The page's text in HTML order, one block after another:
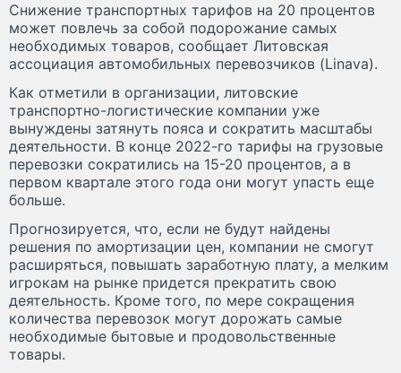
Снижение транспортных тарифов на 20 процентов
может повлечь за собой подорожание самых
необходимых товаров, сообщает Литовская
ассоциация автомобильных перевозчиков (Linava).
Как отметили в организации, литовские
транспортно-логистические компании уже
вынуждены затянуть пояса и сократить масштабы
деятельности. В конце 2022-го тарифы на грузовые
перевозки сократились на 15-20 процентов, а в
первом квартале этого года они могут упасть еще
больше.
Прогнозируется, что, если не будут найдены
решения по амортизации цен, компании не смогут
расширяться, повышать заработную плату, а мелким
игрокам на рынке придется прекратить свою
деятельность. Кроме того, по мере сокращения
количества перевозок могут дорожать самые
необходимые бытовые и продовольственные
товары.